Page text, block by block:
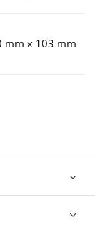
mm x 103 mm